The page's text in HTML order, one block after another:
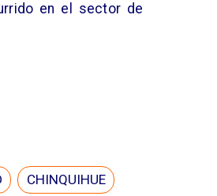
en el sector de
CHINQUIHUE